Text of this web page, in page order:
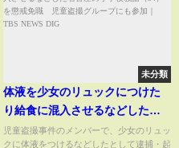
未分類
体液を少女のリュックにつけた
り給食に混入させるなどした名
古屋の小学校教諭（34）を懲戒
児童盗撮事件のメンバーで、少女のリュッ
クに体液をつけるなどしたとして逮捕・起